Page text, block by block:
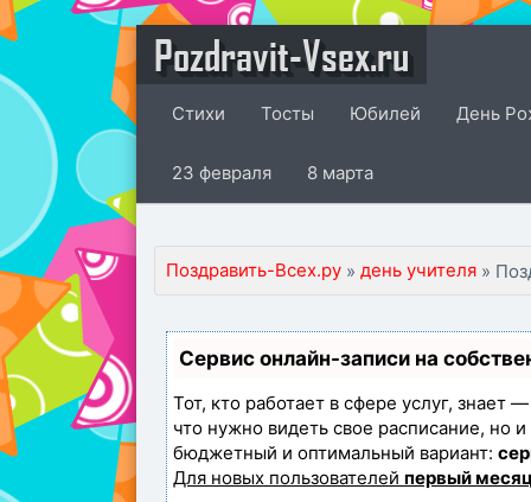
Pozdravit-Vsex.ru
Стихи Тосты Юбилей День
23 февраля 8 марта
Поздравить-Всех.ру » день учителя »
Сервис онлайн-записи на
Тот, кто работает в сфере услуг, знает
что нужно видеть свое расписание, но
бюджетный и оптимальный вариант:
Для новых пользователей первый